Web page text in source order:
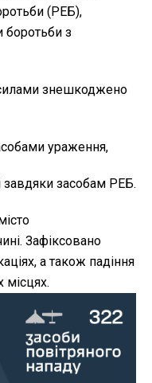
(РЕБ),
боротьби з
знешкоджено
ураження,
завдяки засобам РЕБ.
Зафіксовано
а також падіння
місцях.